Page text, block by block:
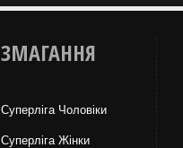
ЗМАГАННЯ
Суперліга Чоловіки
Суперліга Жінки